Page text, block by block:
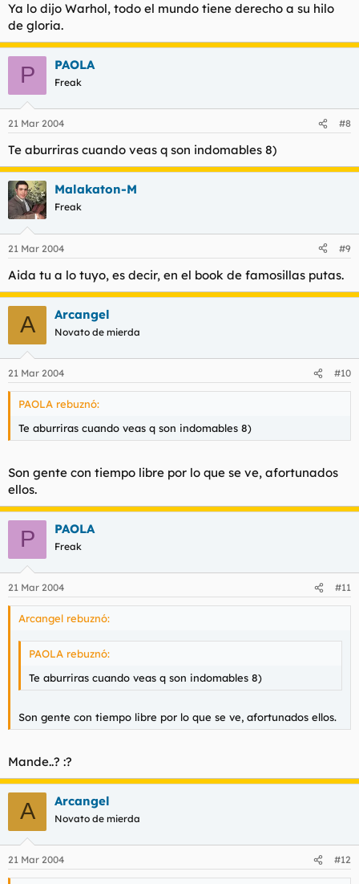
Ya lo dijo Warhol, todo el mundo tiene derecho a su hilo
de gloria.
P PAOLA
Freak
21 Mar 2004 #8
Te aburriras cuando veas q son indomables 8)
Malakaton-M
Freak
21 Mar 2004 #9
Aida tu a lo tuyo, es decir, en el book de famosillas putas.
A Arcangel
Novato de mierda
21 Mar 2004 #10
PAOLA rebuznó:
Te aburriras cuando veas q son indomables 8)
Son gente con tiempo libre por lo que se ve, afortunados
ellos.
P PAOLA
Freak
21 Mar 2004 #11
Arcangel rebuznó:
PAOLA rebuznó:
Te aburriras cuando veas q son indomables 8)
Son gente con tiempo libre por lo que se ve, afortunados ellos.
Mande..? :?
A Arcangel
Novato de mierda
21 Mar 2004 #12